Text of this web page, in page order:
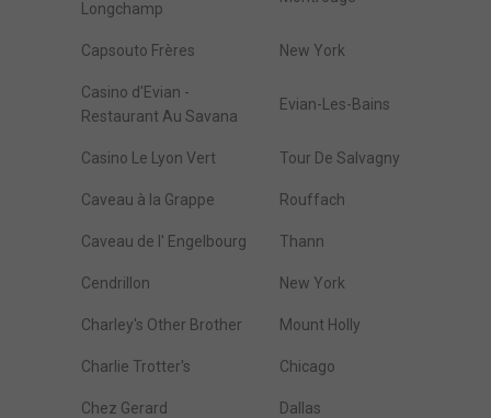
Longchamp
Capsouto Frères New York
Casino d'Evian -
Restaurant Au Savana
Evian-Les-Bains
Casino Le Lyon Vert Tour De Salvagny
Caveau à la Grappe Rouffach
Caveau de l' Engelbourg Thann
Cendrillon New York
Charley's Other Brother Mount Holly
Charlie Trotter's Chicago
Chez Gerard Dallas